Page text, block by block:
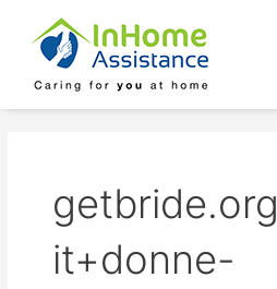
content
getbride.org
it+donne-